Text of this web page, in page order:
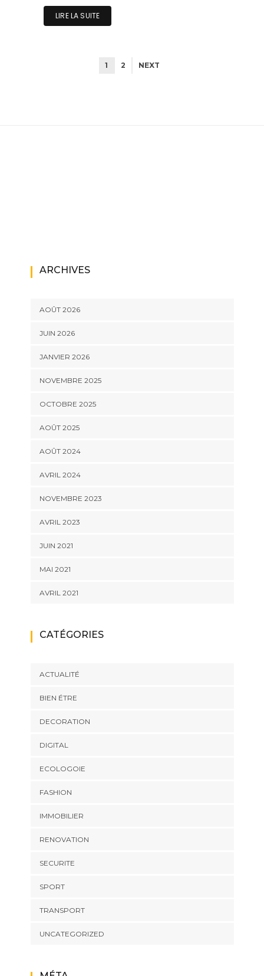
LIRE LA SUITE
1 2 NEXT
ARCHIVES
AOÛT 2026
JUIN 2026
JANVIER 2026
NOVEMBRE 2025
OCTOBRE 2025
AOÛT 2025
AOÛT 2024
AVRIL 2024
NOVEMBRE 2023
AVRIL 2023
JUIN 2021
MAI 2021
AVRIL 2021
CATÉGORIES
ACTUALITÉ
BIEN ÉTRE
DECORATION
DIGITAL
ECOLOGOIE
FASHION
IMMOBILIER
RENOVATION
SECURITE
SPORT
TRANSPORT
UNCATEGORIZED